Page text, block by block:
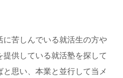
に苦しんでいる就活生の方や
供している就活塾を探して
思い、本業と並行して当メ